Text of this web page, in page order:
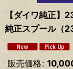
【ダイワ純正】
純正スプール（
販売価格: